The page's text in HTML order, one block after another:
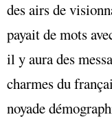
des airs de
payait de mots
il y aura des
charmes du
noyade